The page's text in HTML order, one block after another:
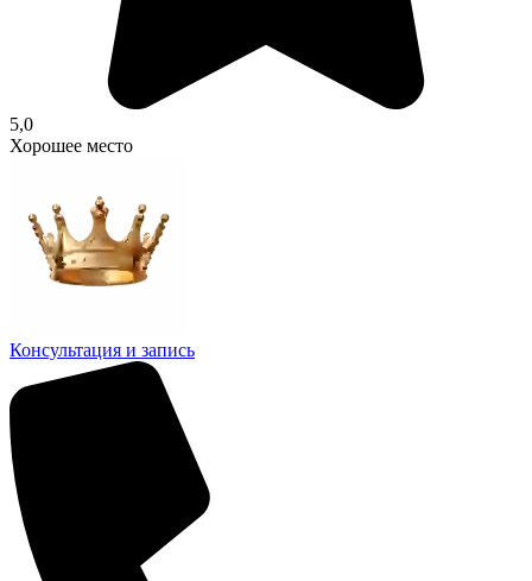
5,0
Хорошее место
Консультация и запись